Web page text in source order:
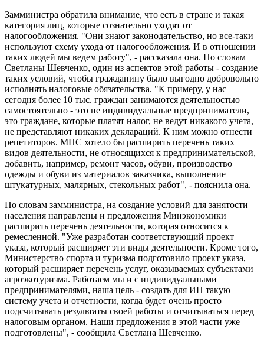
Замминистра обратила внимание, что есть в стране и такая
категория лиц, которые сознательно уходят от
налогообложения. "Они знают законодательство, но все-таки
используют схему ухода от налогообложения. И в отношении
таких людей мы ведем работу", - рассказала она. По словам
Светланы Шевченко, один из аспектов этой работы - создание
таких условий, чтобы гражданину было выгодно добровольно
исполнять налоговые обязательства. "К примеру, у нас
сегодня более 10 тыс. граждан занимаются деятельностью
самостоятельно - это не индивидуальные предприниматели,
это граждане, которые платят налог, не ведут никакого учета,
не представляют никаких деклараций. К ним можно отнести
репетиторов. МНС хотело бы расширить перечень таких
видов деятельности, не относящихся к предпринимательской,
добавить, например, ремонт часов, обуви, производство
одежды и обуви из материалов заказчика, выполнение
штукатурных, малярных, стекольных работ", - пояснила она.
По словам замминистра, на создание условий для занятости
населения направлены и предложения Минэкономики
расширить перечень деятельности, которая относится к
ремесленной. "Уже разработан соответствующий проект
указа, который расширяет эти виды деятельности. Кроме того,
Министерство спорта и туризма подготовило проект указа,
который расширяет перечень услуг, оказываемых субъектами
агроэкотуризма. Работаем мы и с индивидуальными
предпринимателями, наша цель - создать для ИП такую
систему учета и отчетности, когда будет очень просто
подсчитывать результаты своей работы и отчитываться перед
налоговым органом. Наши предложения в этой части уже
подготовлены", - сообщила Светлана Шевченко.